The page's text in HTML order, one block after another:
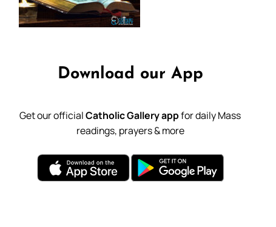
Download our App
Get our officialCatholic Gallery appfor daily Mass
readings, prayers & more